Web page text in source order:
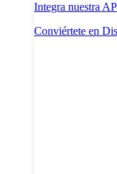
Integra nuestra
Conviértete en